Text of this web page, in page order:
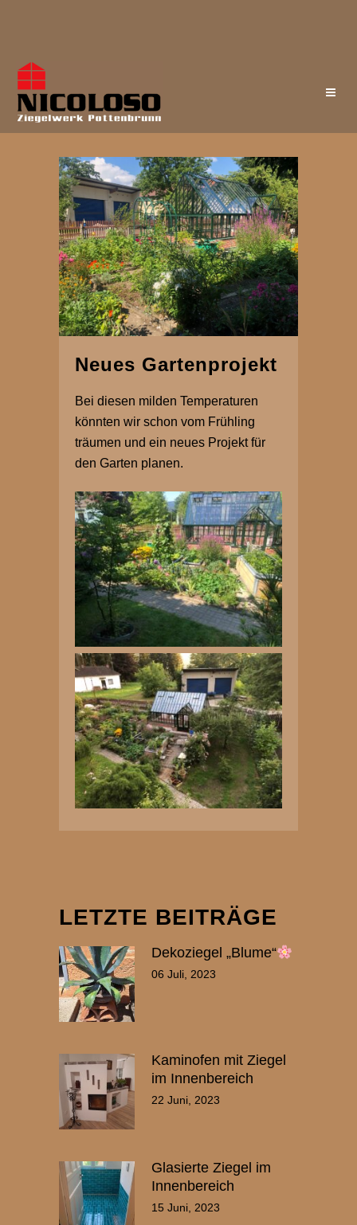
Neues Gartenprojekt
Bei diesen milden Temperaturen
könnten wir schon vom Frühling
träumen und ein neues Projekt für
den Garten planen.
LETZTE BEITRÄGE
Dekoziegel „Blume“
06 Juli, 2023
Kaminofen mit Ziegel
im Innenbereich
22 Juni, 2023
Glasierte Ziegel im
Innenbereich
15 Juni, 2023